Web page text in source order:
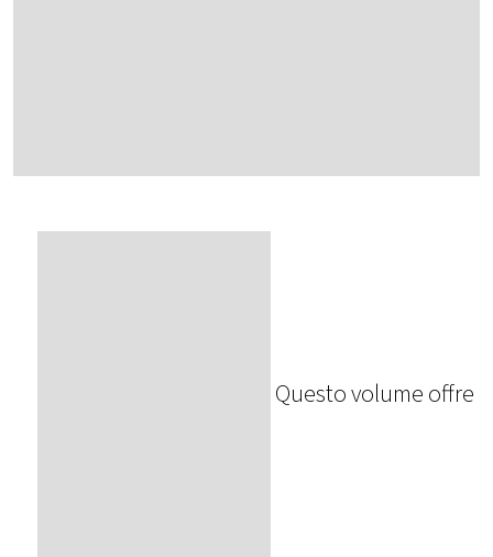
Questo volume offre